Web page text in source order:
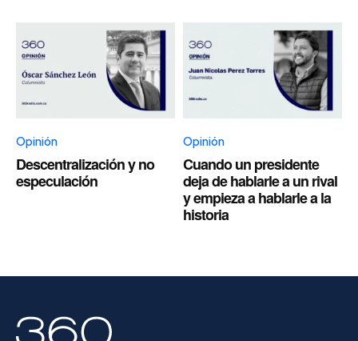
Opinión
Descentralización y no
especulación
Opinión
Cuando un presidente
deja de hablarle a un rival
y empieza a hablarle a la
historia